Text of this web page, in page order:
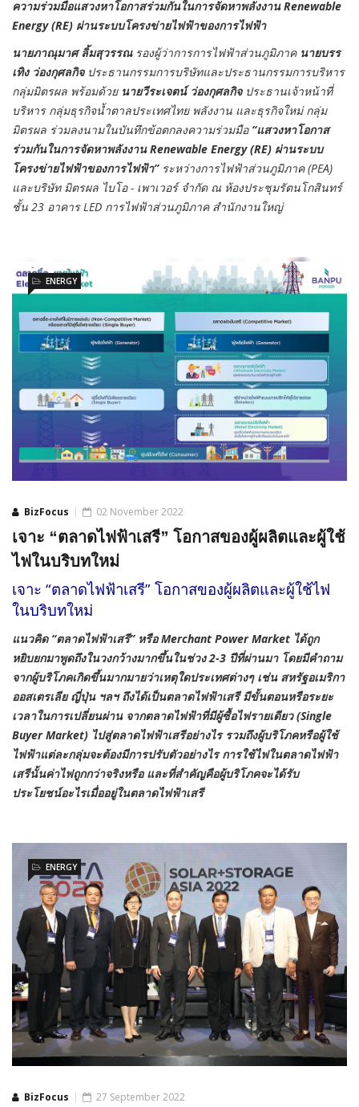
ความร่วมมือแสวงหาโอกาสร่วมกันในการจัดหาพลังงาน Renewable
Energy (RE) ผ่านระบบโครงข่ายไฟฟ้าของการไฟฟ้า
นายภาณุมาศ ลิ้มสุวรรณรองผู้ว่าการการไฟฟ้าส่วนภูมิภาค นายบรร
เทิง ว่องกุศลกิจประธานกรรมการบริษัทและประธานกรรมการบริหาร
กลุ่มมิตรผล พร้อมด้วย นายวีระเจตน์ ว่องกุศลกิจประธานเจ้าหน้าที่
บริหาร กลุ่มธุรกิจน้ำตาลประเทศไทย พลังงาน และธุรกิจใหม่ กลุ่ม
มิตรผล ร่วมลงนามในบันทึกข้อตกลงความร่วมมือ “แสวงหาโอกาส
ร่วมกันในการจัดหาพลังงาน Renewable Energy (RE) ผ่านระบบ
โครงข่ายไฟฟ้าของการไฟฟ้า”ระหว่างการไฟฟ้าส่วนภูมิภาค (PEA)
และบริษัท มิตรผล ไบโอ - เพาเวอร์ จำกัด ณ ห้องประชุมรัตนโกสินทร์
ชั้น 23 อาคาร LED การไฟฟ้าส่วนภูมิภาค สำนักงานใหญ่
BizFocus
ENERGY
02 November 2022
เจาะ “ตลาดไฟฟ้าเสรี” โอกาสของผู้ผลิตและผู้ใช้
ไฟในบริบทใหม่
เจาะ “ตลาดไฟฟ้าเสรี” โอกาสของผู้ผลิตและผู้ใช้ไฟ
ในบริบทใหม่
แนวคิด “ตลาดไฟฟ้าเสรี” หรือMerchant Power Market ได้ถูก
หยิบยกมาพูดถึงในวงกว้างมากขึ้นในช่วง 2-3 ปีที่ผ่านมา โดยมีคำถาม
จากผู้บริโภคเกิดขึ้นมากมายว่าเหตุใดประเทศต่างๆ เช่น สหรัฐอเมริกา
ออสเตรเลีย ญี่ปุ่น ฯลฯ ถึงได้เป็นตลาดไฟฟ้าเสรี มีขั้นตอนหรือระยะ
เวลาในการเปลี่ยนผ่าน จากตลาดไฟฟ้าที่มีผู้ซื้อไฟรายเดียว (Single
Buyer Market) ไปสู่ตลาดไฟฟ้าเสรีอย่างไร รวมถึงผู้บริโภคหรือผู้ใช้
ไฟฟ้าแต่ละกลุ่มจะต้องมีการปรับตัวอย่างไร การใช้ไฟในตลาดไฟฟ้า
เสรีนั้นค่าไฟถูกกว่าจริงหรือ และที่สำคัญคือผู้บริโภคจะได้รับ
ประโยชน์อะไรเมื่ออยู่ในตลาดไฟฟ้าเสรี
BizFocus
ENERGY
27 September 2022